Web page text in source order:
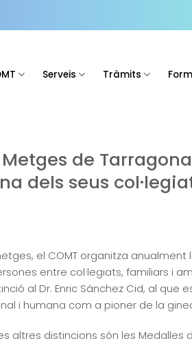
Serveis Tràmits
Metges de
dels seus
el COMT organitza anualment
entre col·legiats, familiars i
al Dr. Enric Sánchez Cid, al que
i humana com a pioner de la
altres distincions són les Medalles